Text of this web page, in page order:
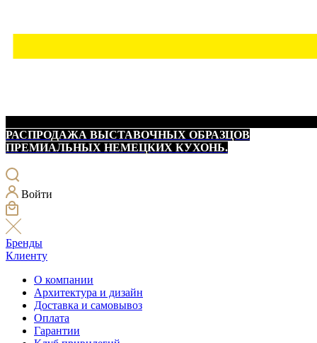
РАСПРОДАЖА ВЫСТАВОЧНЫХ ОБРАЗЦОВ
ПРЕМИАЛЬНЫХ НЕМЕЦКИХ КУХОНЬ.
Войти
Бренды
Клиенту
О компании
Архитектура и дизайн
Доставка и самовывоз
Оплата
Гарантии